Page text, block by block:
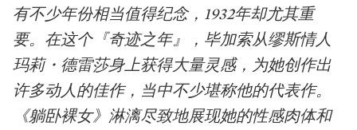
有不少年份相当值得纪念，1932年却尤其重
要。在这个『奇迹之年』，毕加索从缪斯情人
玛莉・德雷莎身上获得大量灵感，为她创作出
许多动人的佳作，当中不少堪称他的代表作。
《躺卧裸女》淋漓尽致地展现她的性感肉体和